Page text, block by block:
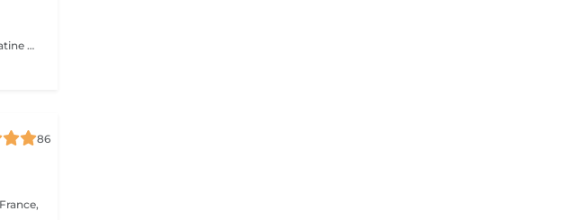
La Lissge Bresilienne est un traitment capilaire a base de keratine et collogene qui permrt de detendre les frosottis ,lisser les cheveux et leur donner de la brillance.Le resultat est des cheveux plus souples disciplines ,avec un effet lisse qui peut durer entre 3 a 6 mois,selon l entretien et les produits utilises.
86